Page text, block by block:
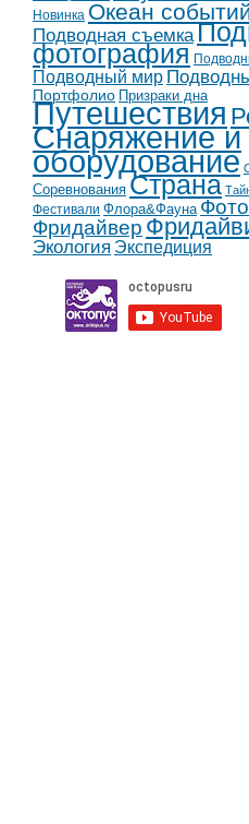
Новинка Океан
Подводная съемка
фотография
Подводный мир
Портфолио Призраки дна
Путешествия
Снаряжение и
оборудование
Соревнования Страна
Фестивали Флора&Фауна
Фридайвер
Экология Экспедиция